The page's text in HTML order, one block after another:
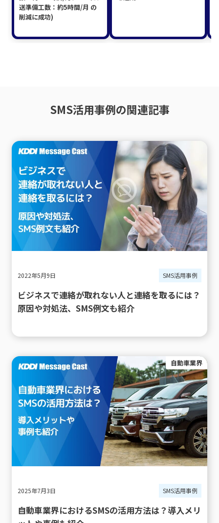
送準備工数：約5時間/月 の
削減に成功)
SMS活用事例の関連記事
2022年5月9日 SMS活用事例
ビジネスで連絡が取れない人と連絡を取るには？
原因や対処法、SMS例文も紹介
自動車業界
2025年7月3日 SMS活用事例
自動車業界におけるSMSの活用方法は？導入メリ